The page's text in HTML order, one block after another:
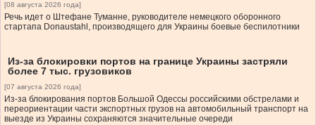
[08 августа 2026 года]
Речь идет о Штефане Туманне, руководителе немецкого оборонного
стартапа Donaustahl, производящего для Украины боевые беспилотники
Из-за блокировки портов на границе Украины застряли
более 7 тыс. грузовиков
[07 августа 2026 года]
Из-за блокирования портов Большой Одессы российскими обстрелами и
переориентации части экспортных грузов на автомобильный транспорт на
выезде из Украины сохраняются значительные очереди